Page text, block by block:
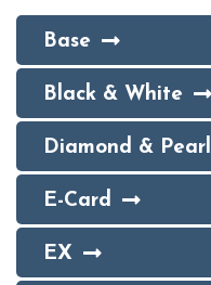
Base
Black & White
Diamond & Pearl
E-Card
EX